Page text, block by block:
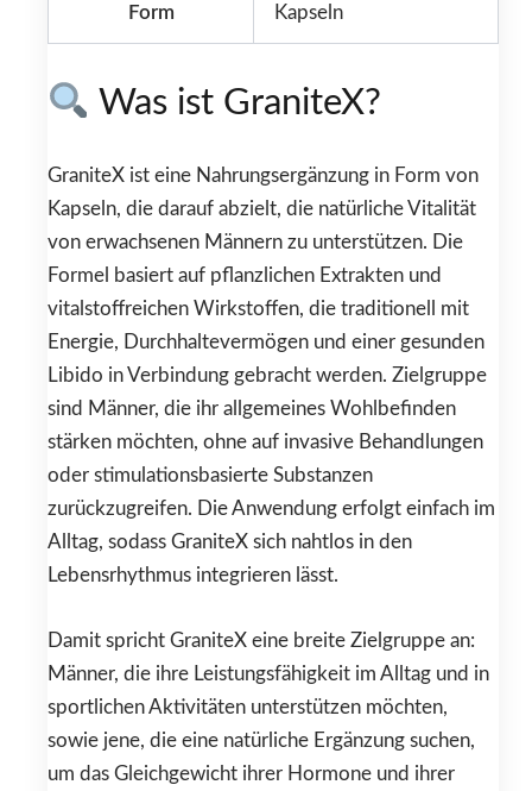
Form Kapseln
Was ist GraniteX?
GraniteX ist eine Nahrungsergänzung in Form von
Kapseln, die darauf abzielt, die natürliche Vitalität
von erwachsenen Männern zu unterstützen. Die
Formel basiert auf pflanzlichen Extrakten und
vitalstoffreichen Wirkstoffen, die traditionell mit
Energie, Durchhaltevermögen und einer gesunden
Libido in Verbindung gebracht werden. Zielgruppe
sind Männer, die ihr allgemeines Wohlbefinden
stärken möchten, ohne auf invasive Behandlungen
oder stimulationsbasierte Substanzen
zurückzugreifen. Die Anwendung erfolgt einfach im
Alltag, sodass GraniteX sich nahtlos in den
Lebensrhythmus integrieren lässt.
Damit spricht GraniteX eine breite Zielgruppe an:
Männer, die ihre Leistungsfähigkeit im Alltag und in
sportlichen Aktivitäten unterstützen möchten,
sowie jene, die eine natürliche Ergänzung suchen,
um das Gleichgewicht ihrer Hormone und ihrer